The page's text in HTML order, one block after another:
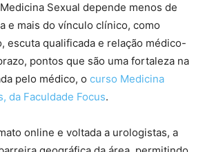
Sexual depende menos de
e mais do vínculo clínico, como
escuta qualificada e relação médico-
pontos que são uma fortaleza na
pelo médico, o curso Medicina
da Faculdade Focus.
online e voltada a urologistas, a